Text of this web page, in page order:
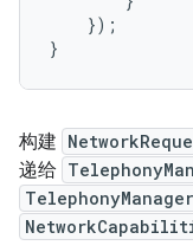
});
}
构建
递给
TelephonyManager